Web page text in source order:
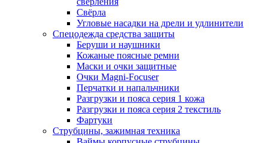
Свёрла
Угловые насадки на дрели и удлинители
Спецодежда средства защиты
Беруши и наушники
Кожаные поясные ремни
Маски и очки защитные
Очки Magni-Focuser
Перчатки и напальчники
Разгрузки и пояса серия 1 кожа
Разгрузки и пояса серия 2 текстиль
Фартуки
Струбцины, зажимная техника